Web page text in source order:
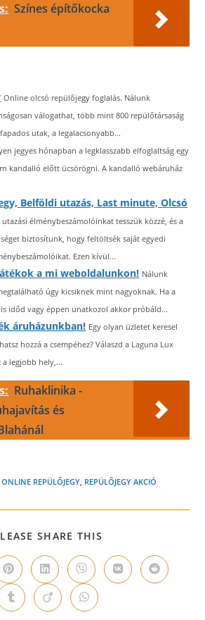
Színes építőkocka
Online olcsó repülőjegy foglalás. Nálunk
válogathat, több mint 800 repülőtársaság
utak, a legalacsonyabb...
jegyes hónapban a legklasszabb elfoglaltság egy
kandalló előtt ücsörögni. A kandalló webáruház
Belföldi utazás, Last minute, Olcsó
élménybeszámolóinkat tesszük közzé, és a
biztosítunk, hogy feltöltsék saját egyedi
Ezen kívül...
a mi weboldalunkon! Nálunk
úgy kicsiknek mint nagyoknak. Ha a
időd vagy éppen unatkozol akkor próbáld...
áruházunkban! Egy olyan üzletet keresel
hozzá a csempéhez? Válaszd a Laguna Lux
a legjobb hely,...
Ruhaklinika -
és
ONLINE REPÜLŐJEGY, REPÜLŐJEGY AKCIÓ
SHARE THIS
CONTENT
Opens
in
a
new
window
Opens
in
a
new
window
Opens
in
a
new
window
Opens
in
Opens
in
Opens
in
Opens
in
Opens
in